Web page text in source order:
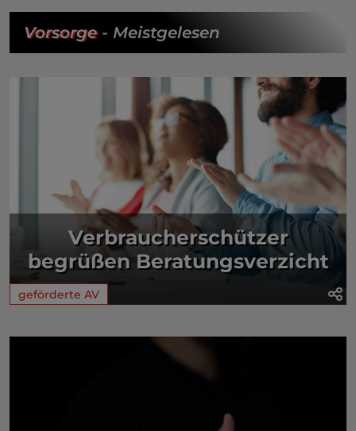
Vorsorge- Meistgelesen
Verbraucherschützer
begrüßen Beratungsverzicht
geförderte AV